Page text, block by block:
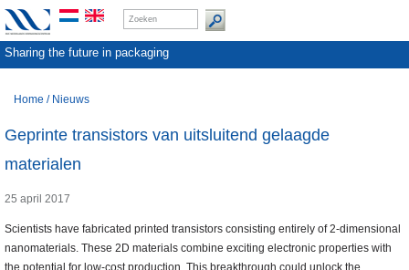
Sharing the future in packaging
Home / Nieuws
Geprinte transistors van uitsluitend gelaagde
materialen
25 april 2017
Scientists have fabricated printed transistors consisting entirely of 2-dimensional
nanomaterials. These 2D materials combine exciting electronic properties with
the potential for low-cost production. This breakthrough could unlock the